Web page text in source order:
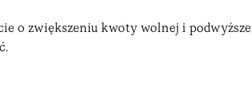
o zwiększeniu kwoty wolnej i